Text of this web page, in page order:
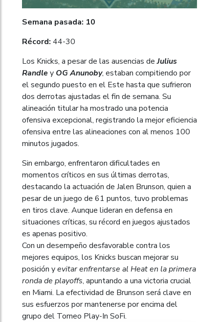
Semana pasada: 10
Récord: 44-30
Los Knicks, a pesar de las ausencias deJulius
Randley OG Anunoby, estaban compitiendo por
el segundo puesto en el Este hasta que sufrieron
dos derrotas ajustadas el fin de semana. Su
alineación titular ha mostrado una potencia
ofensiva excepcional, registrando la mejor eficiencia
ofensiva entre las alineaciones con al menos 100
minutos jugados.
Sin embargo, enfrentaron dificultades en
momentos críticos en sus últimas derrotas,
destacando la actuación de Jalen Brunson, quien a
pesar de un juego de 61 puntos, tuvo problemas
en tiros clave. Aunque lideran en defensa en
situaciones críticas, su récord en juegos ajustados
es apenas positivo.
Con un desempeño desfavorable contra los
mejores equipos, los Knicks buscan mejorar su
posición yevitar enfrentarse al Heat en la primera
ronda de playoffs, apuntando a una victoria crucial
en Miami. La efectividad de Brunson será clave en
sus esfuerzos por mantenerse por encima del
grupo del Torneo Play-In SoFi.